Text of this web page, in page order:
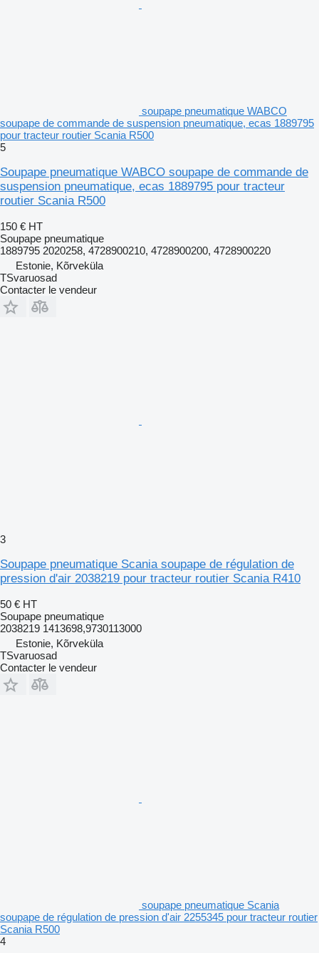
soupape pneumatique WABCO
soupape de commande de suspension pneumatique, ecas 1889795
pour tracteur routier Scania R500
5
Soupape pneumatique WABCO soupape de commande de
suspension pneumatique, ecas 1889795 pour tracteur
routier Scania R500
150 € HT
Soupape pneumatique
1889795 2020258, 4728900210, 4728900200, 4728900220
Estonie, Kõrveküla
TSvaruosad
Contacter le vendeur
3
Soupape pneumatique Scania soupape de régulation de
pression d'air 2038219 pour tracteur routier Scania R410
50 € HT
Soupape pneumatique
2038219 1413698,9730113000
Estonie, Kõrveküla
TSvaruosad
Contacter le vendeur
soupape pneumatique Scania
soupape de régulation de pression d'air 2255345 pour tracteur routier
Scania R500
4